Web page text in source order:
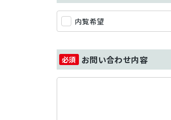
内覧希望
お問い合わせ内容